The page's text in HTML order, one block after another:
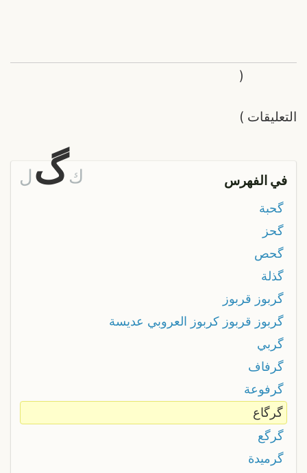
التعليقات
(
)
في الفهرس كگ ل
گحبة
گحز
گحص
گذلة
گربوز قربوز
گربوز قربوز كربوز العروبي عديسة
گربي
گرفاف
گرفوعة
گرگاع
گرگع
گرميدة